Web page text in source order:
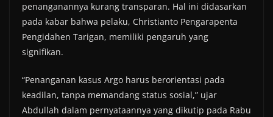
penanganannya kurang transparan. Hal ini didasarkan
pada kabar bahwa pelaku, Christianto Pengarapenta
Pengidahen Tarigan, memiliki pengaruh yang
signifikan.
“Penanganan kasus Argo harus berorientasi pada
keadilan, tanpa memandang status sosial,” ujar
Abdullah dalam pernyataannya yang dikutip pada Rabu